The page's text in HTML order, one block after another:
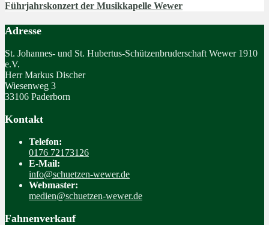
Führjahrskonzert der Musikkapelle Wewer
Adresse
St. Johannes- und St. Hubertus-Schützenbruderschaft Wewer 1910
e.V.
Herr Markus Discher
Wiesenweg 3
33106 Paderborn
Kontakt
Telefon:
0176 72173126
E-Mail:
info@schuetzen-wewer.de
Webmaster:
medien@schuetzen-wewer.de
Fahnenverkauf